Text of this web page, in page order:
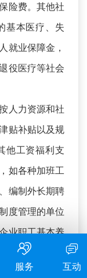
服务 互动
险费。其他社
基本医疗、失
就业保障金，
役医疗等社会
人力资源和社
贴补贴以及规
他工资福利支
如各种加班工
编制外长期聘
度管理的单位
业职工基本养
品和服务的支